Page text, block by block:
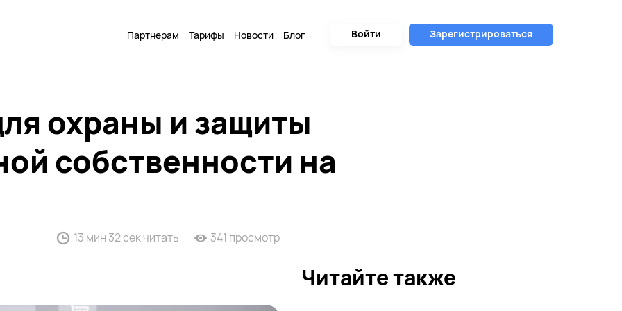
Партнерам Тарифы Новости Блог Войти Зарегистрироваться
охраны и защиты
собственности на
13 мин 32 сек читать 341 просмотр
Читайте также